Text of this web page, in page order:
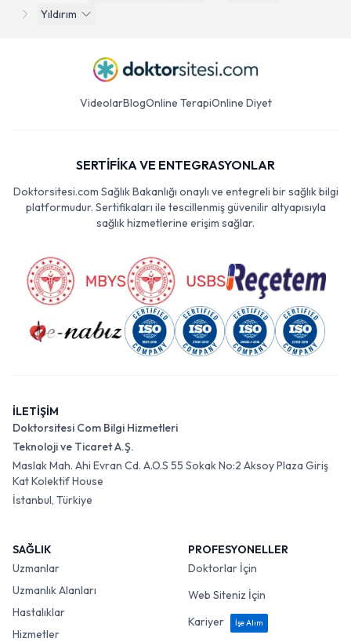
Yıldırım
VideolarBlogOnline TerapiOnline Diyet
SERTİFİKA VE ENTEGRASYONLAR
Doktorsitesi.com Sağlık Bakanlığı onaylı ve entegreli bir sağlık bilgi
platformudur. Sertifikaları ile tescillenmiş güvenilir altyapısıyla
sağlık hizmetlerine erişim sağlar.
İLETİŞİM
Doktorsitesi Com Bilgi Hizmetleri
Teknoloji ve Ticaret A.Ş.
Maslak Mah. Ahi Evran Cd. A.O.S 55 Sokak No:2 Aksoy Plaza Giriş
Kat Kolektif House
İstanbul, Türkiye
SAĞLIK
Uzmanlar
Uzmanlık Alanları
Hastalıklar
Hizmetler
PROFESYONELLER
Doktorlar İçin
Web Siteniz İçin
Kariyer
İşe Alım